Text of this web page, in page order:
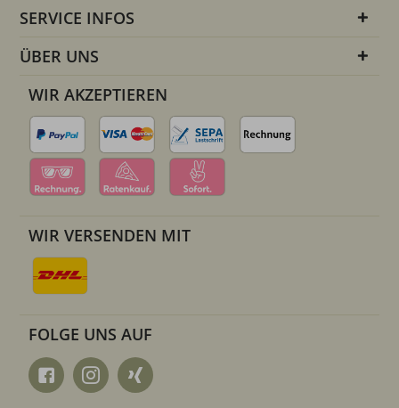
SERVICE INFOS
ÜBER UNS
WIR AKZEPTIEREN
WIR VERSENDEN MIT
FOLGE UNS AUF